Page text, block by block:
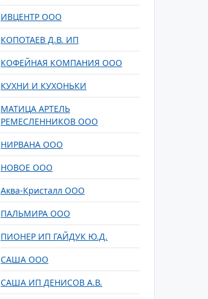
ИВЦЕНТР ООО
КОПОТАЕВ Д.В. ИП
КОФЕЙНАЯ КОМПАНИЯ ООО
КУХНИ И КУХОНЬКИ
МАТИЦА АРТЕЛЬ
РЕМЕСЛЕННИКОВ ООО
НИРВАНА ООО
НОВОЕ ООО
Аква-Кристалл ООО
ПАЛЬМИРА ООО
ПИОНЕР ИП ГАЙДУК Ю.Д.
САША ООО
САША ИП ДЕНИСОВ А.В.